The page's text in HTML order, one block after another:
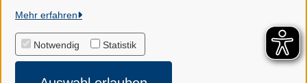
Mehr erfahren
Notwendig Statistik
Alle Rechte vorbehalten